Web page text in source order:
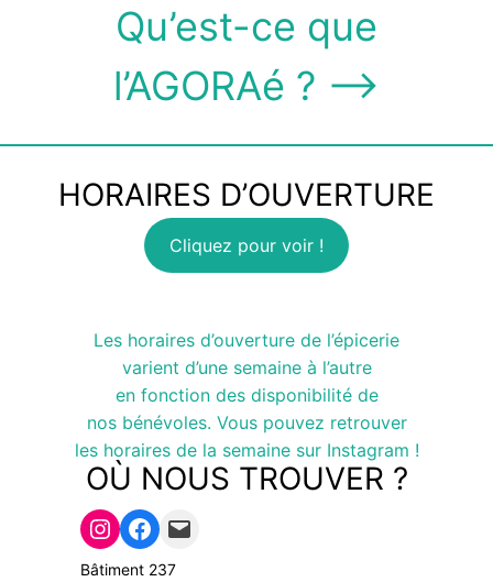
Qu’est-ce que
l’AGORAé ? ⟶
HORAIRES D’OUVERTURE
Cliquez pour voir !
Les horaires d’ouverture de l’épicerie
varient d’une semaine à l’autre
en fonction des disponibilité de
nos bénévoles. Vous pouvez retrouver
les horaires de la semaine sur Instagram !
OÙ NOUS TROUVER ?
lien instagram
lien facebook
adresse mail
Bâtiment 237